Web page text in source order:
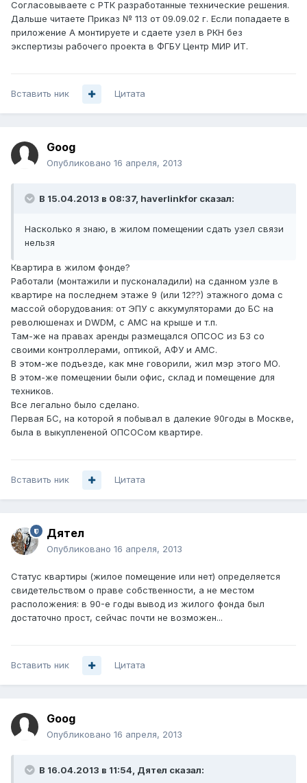
Согласовываете с РТК разработанные технические решения.
Дальше читаете Приказ № 113 от 09.09.02 г. Если попадаете в
приложение А монтируете и сдаете узел в РКН без
экспертизы рабочего проекта в ФГБУ Центр МИР ИТ.
Вставить ник Цитата
Goog
Опубликовано 16 апреля, 2013
В 15.04.2013 в 08:37, haverlinkfor сказал:
Насколько я знаю, в жилом помещении сдать узел связи
нельзя
Квартира в жилом фонде?
Работали (монтажили и пусконаладили) на сданном узле в
квартире на последнем этаже 9 (или 12??) этажного дома с
массой оборудования: от ЭПУ с аккумуляторами до БС на
революшенах и DWDM, с АМС на крыше и т.п.
Там-же на правах аренды размещался ОПСОС из Б3 со
своими контроллерами, оптикой, АФУ и АМС.
В этом-же подъезде, как мне говорили, жил мэр этого МО.
В этом-же помещении были офис, склад и помещение для
техников.
Все легально было сделано.
Первая БС, на которой я побывал в далекие 90годы в Москве,
была в выкуплененой ОПСОСом квартире.
Вставить ник Цитата
Дятел
Опубликовано 16 апреля, 2013
Статус квартиры (жилое помещение или нет) определяется
свидетельством о праве собственности, а не местом
расположения: в 90-е годы вывод из жилого фонда был
достаточно прост, сейчас почти не возможен...
Вставить ник Цитата
Goog
Опубликовано 16 апреля, 2013
В 16.04.2013 в 11:54, Дятел сказал: